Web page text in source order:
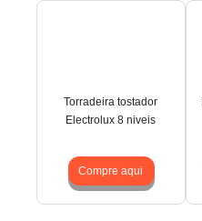
Torradeira tostador
Electrolux 8 niveis
Compre aqui